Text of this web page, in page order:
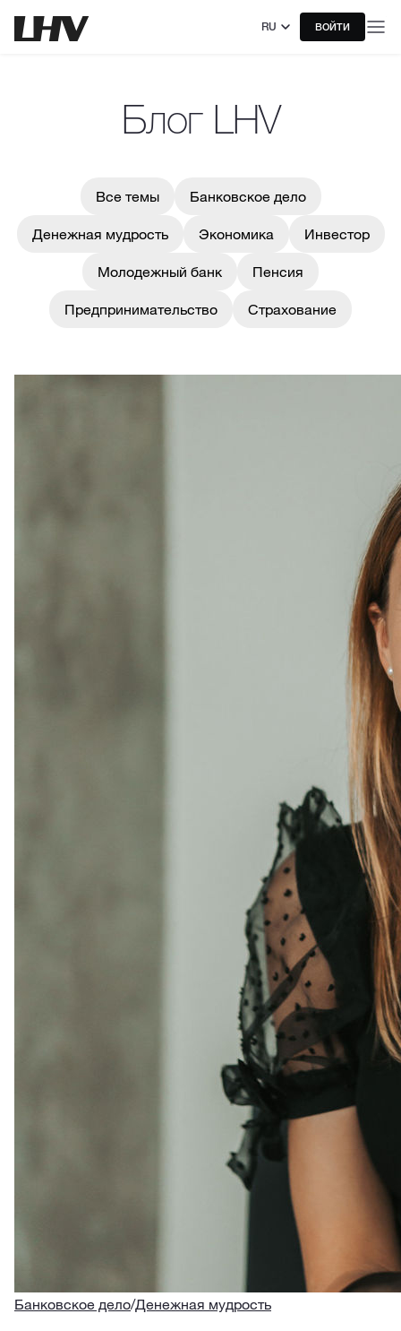
RU ВОЙТИ
Блог LHV
Все темы Банковское дело
Денежная мудрость Экономика Инвестор
Молодежный банк Пенсия
Предпринимательство Страхование
Банковское дело/Денежная мудрость